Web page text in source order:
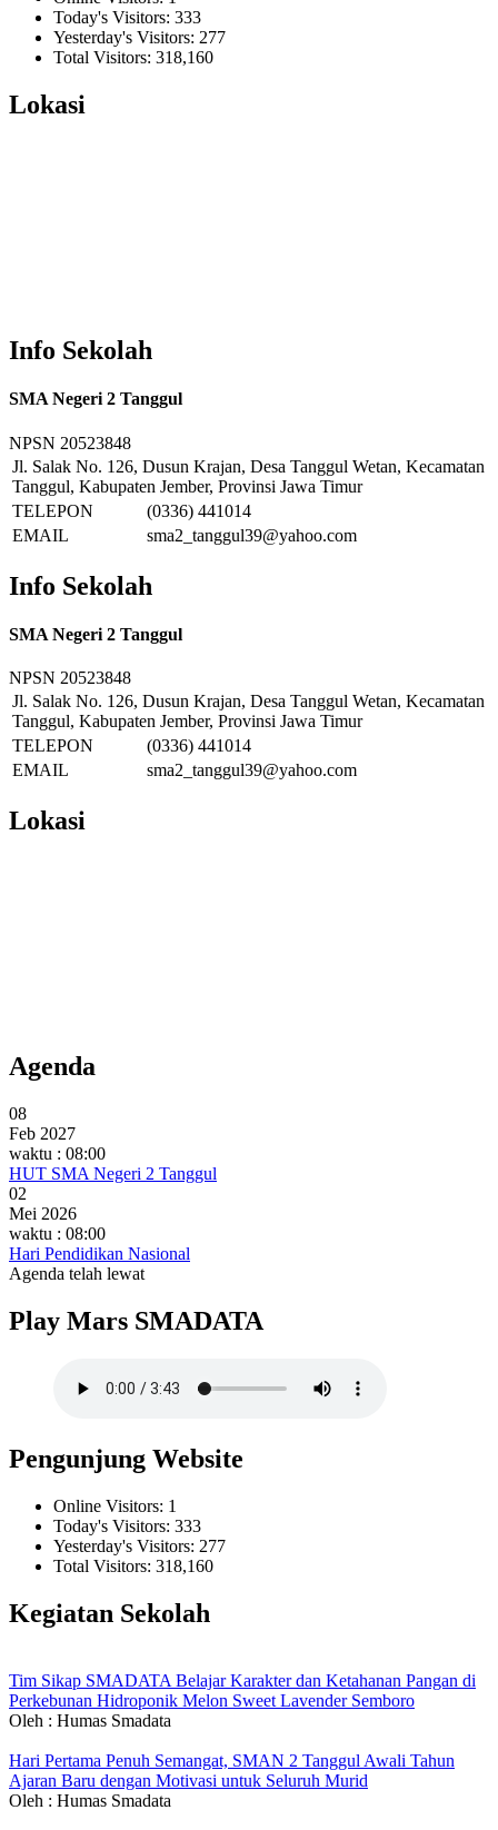
Today's Visitors: 333
Yesterday's Visitors: 277
Total Visitors: 318,160
Lokasi
Info Sekolah
SMA Negeri 2 Tanggul
NPSN 20523848
Jl. Salak No. 126, Dusun Krajan, Desa Tanggul Wetan, Kecamatan
Tanggul, Kabupaten Jember, Provinsi Jawa Timur
TELEPON
(0336) 441014
EMAIL
sma2_tanggul39@yahoo.com
Info Sekolah
SMA Negeri 2 Tanggul
NPSN 20523848
Jl. Salak No. 126, Dusun Krajan, Desa Tanggul Wetan, Kecamatan
Tanggul, Kabupaten Jember, Provinsi Jawa Timur
TELEPON
(0336) 441014
EMAIL
sma2_tanggul39@yahoo.com
Lokasi
Agenda
08
Feb 2027
waktu : 08:00
HUT SMA Negeri 2 Tanggul
02
Mei 2026
waktu : 08:00
Hari Pendidikan Nasional
Agenda telah lewat
Play Mars SMADATA
Pengunjung Website
Online Visitors: 1
Today's Visitors: 333
Yesterday's Visitors: 277
Total Visitors: 318,160
Kegiatan Sekolah
Tim Sikap SMADATA Belajar Karakter dan Ketahanan Pangan di
Perkebunan Hidroponik Melon Sweet Lavender Semboro
Oleh : Humas Smadata
Hari Pertama Penuh Semangat, SMAN 2 Tanggul Awali Tahun
Ajaran Baru dengan Motivasi untuk Seluruh Murid
Oleh : Humas Smadata